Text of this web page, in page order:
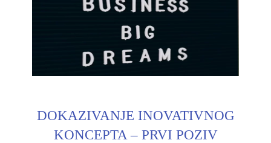
DOKAZIVANJE INOVATIVNOG
KONCEPTA – PRVI POZIV